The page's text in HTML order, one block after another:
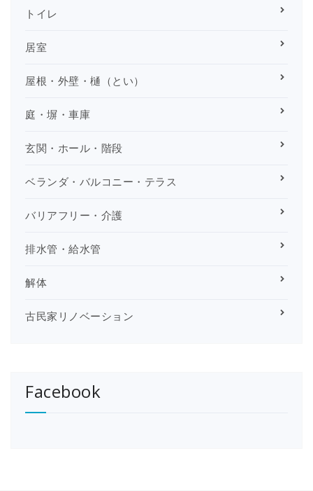
トイレ
居室
屋根・外壁・樋（とい）
庭・塀・車庫
玄関・ホール・階段
ベランダ・バルコニー・テラス
バリアフリー・介護
排水管・給水管
解体
古民家リノベーション
Facebook